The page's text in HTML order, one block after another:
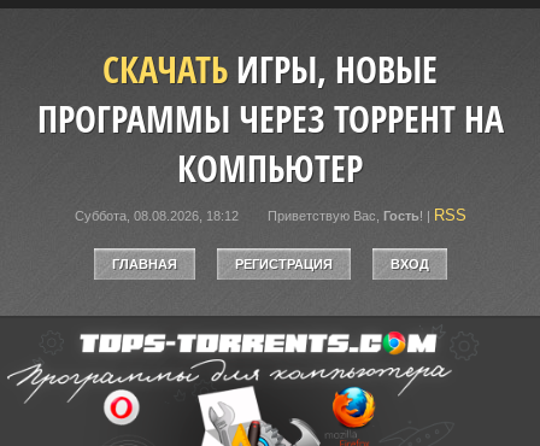
СКАЧАТЬИГРЫ, НОВЫЕ
ПРОГРАММЫ ЧЕРЕЗ ТОРРЕНТ НА
КОМПЬЮТЕР
Суббота, 08.08.2026, 18:12 Приветствую Вас Гость! | RSS
ГЛАВНАЯ РЕГИСТРАЦИЯ ВХОД